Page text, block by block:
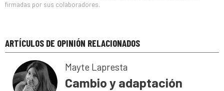
firmadas por sus colaboradores.
ARTÍCULOS DE OPINIÓN RELACIONADOS
Mayte Lapresta
Cambio y adaptación